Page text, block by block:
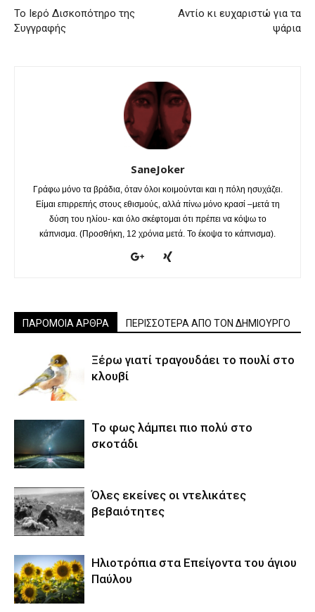
Το Ιερό Δισκοπότηρο της
Συγγραφής
Αντίο κι ευχαριστώ για τα
ψάρια
SaneJoker
Γράφω μόνο τα βράδια, όταν όλοι κοιμούνται και η πόλη ησυχάζει.
Είμαι επιρρεπής στους εθισμούς, αλλά πίνω μόνο κρασί –μετά τη
δύση του ηλίου- και όλο σκέφτομαι ότι πρέπει να κόψω το
κάπνισμα. (Προσθήκη, 12 χρόνια μετά. Το έκοψα το κάπνισμα).
ΠΑΡΟΜΟΙΑ ΑΡΘΡΑ ΠΕΡΙΣΣΟΤΕΡΑ ΑΠΟ ΤΟΝ ΔΗΜΙΟΥΡΓΟ
Ξέρω γιατί τραγουδάει το πουλί στο
κλουβί
Το φως λάμπει πιο πολύ στο
σκοτάδι
Όλες εκείνες οι ντελικάτες
βεβαιότητες
Ηλιοτρόπια στα Επείγοντα του άγιου
Παύλου